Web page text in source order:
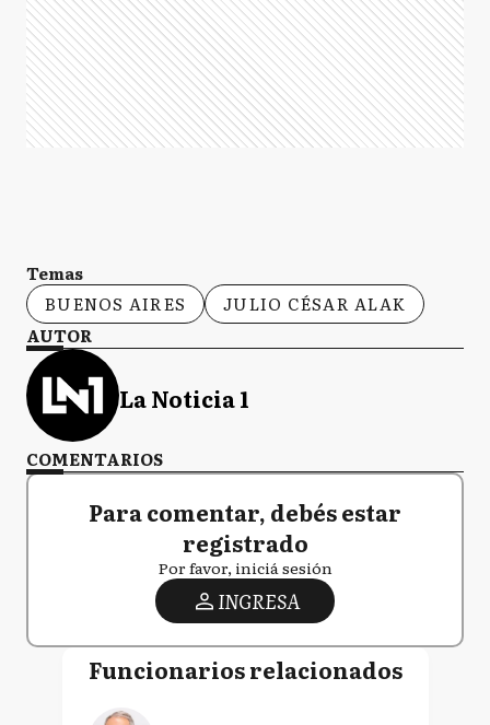
Temas
BUENOS AIRES
JULIO CÉSAR ALAK
AUTOR
La Noticia 1
COMENTARIOS
Para comentar, debés estar
registrado
Por favor, iniciá sesión
INGRESA
Funcionarios relacionados